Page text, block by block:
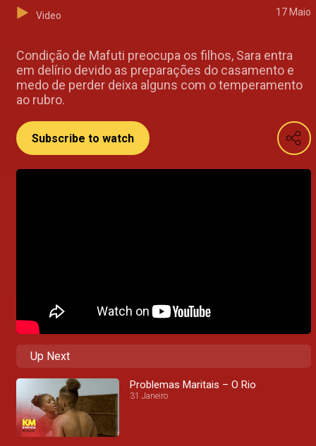
Video 17 Maio
Condição de Mafuti preocupa os filhos, Sara entra
em delírio devido as preparações do casamento e
medo de perder deixa alguns com o temperamento
ao rubro.
Subscribe to watch
Up Next
Problemas Maritais – O Rio
31 Janeiro